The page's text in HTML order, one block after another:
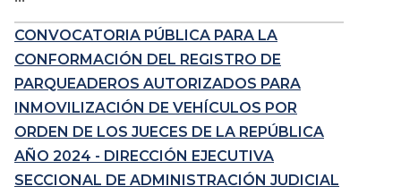
CONVOCATORIA PÚBLICA PARA LA
CONFORMACIÓN DEL REGISTRO DE
PARQUEADEROS AUTORIZADOS PARA
INMOVILIZACIÓN DE VEHÍCULOS POR
ORDEN DE LOS JUECES DE LA REPÚBLICA
AÑO 2024 - DIRECCIÓN EJECUTIVA
SECCIONAL DE ADMINISTRACIÓN JUDICIAL